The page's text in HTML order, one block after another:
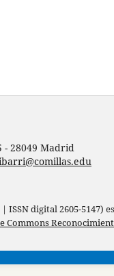
- 28049 Madrid
ISSN digital 2605-5147)
Commons